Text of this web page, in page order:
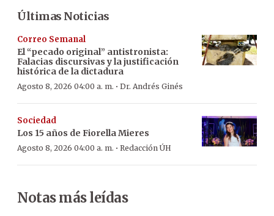
Últimas Noticias
Correo Semanal
El “pecado original” antistronista:
Falacias discursivas y la justificación
histórica de la dictadura
Agosto 8, 2026 04:00 a. m. · Dr. Andrés Ginés
Sociedad
Los 15 años de Fiorella Mieres
Agosto 8, 2026 04:00 a. m. · Redacción ÚH
Notas más leídas